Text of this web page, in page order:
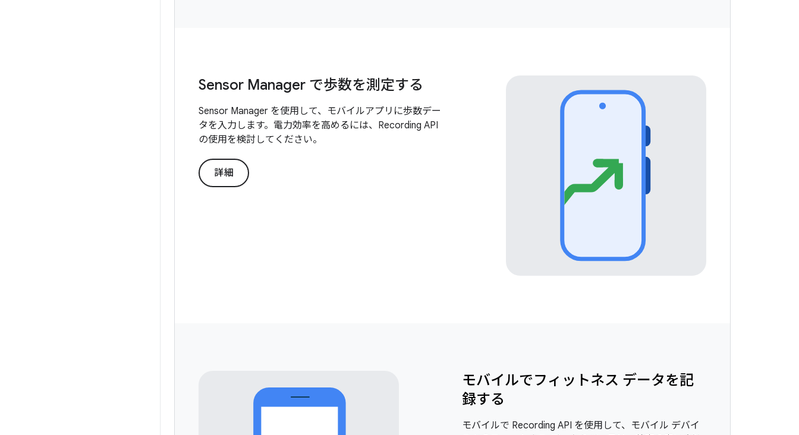
Sensor Manager で歩数を測定する
Sensor Manager を使用して、モバイルアプリに歩数デー
タを入力します。電力効率を高めるには、Recording API
の使用を検討してください。
詳細
モバイルでフィットネス データを記
録する
モバイルで Recording API を使用して、モバイル デバイ